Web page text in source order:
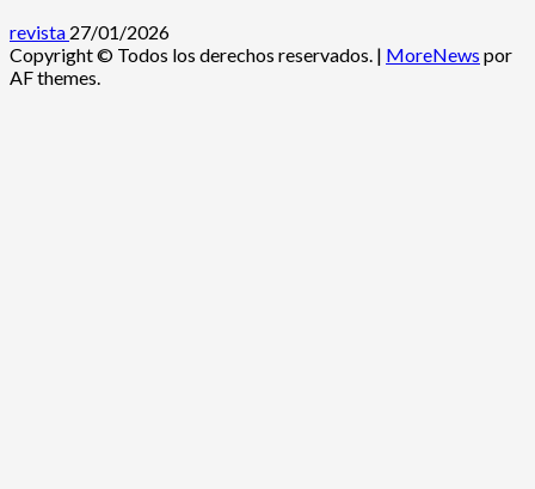
revista 27/01/2026
Copyright © Todos los derechos reservados. | MoreNews por
AF themes.